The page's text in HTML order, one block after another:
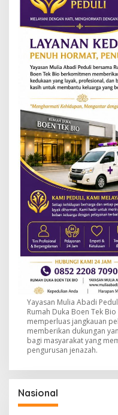
Yayasan Mulia Abadi
Rumah Duka Boen Tek
memperluas jangkauan
memberikan dukungan
bagi masyarakat yang
pengurusan jenazah.
Nasional